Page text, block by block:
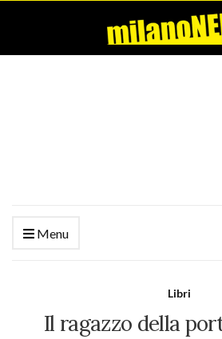
Menu
Libri
Il ragazzo della